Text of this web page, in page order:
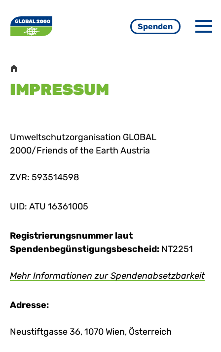
Spenden
IMPRESSUM
Umweltschutzorganisation GLOBAL
2000/Friends of the Earth Austria
ZVR: 593514598
UID: ATU 16361005
Registrierungsnummer laut
Spendenbegünstigungsbescheid: NT2251
Mehr Informationen zur Spendenabsetzbarkeit
Adresse:
Neustiftgasse 36, 1070 Wien, Österreich